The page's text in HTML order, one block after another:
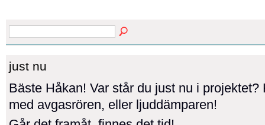
just nu
Bäste Håkan! Var står du just nu i projektet?
med avgasrören, eller ljuddämparen!